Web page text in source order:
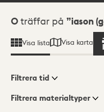
Sökresultat
0 träffar på iason
Visa lista Visa karta
Visningsläge
Filtrera tid
Filtrera materialtyper